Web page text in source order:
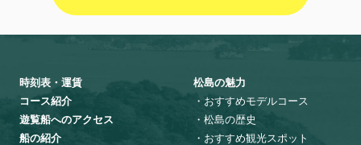
時刻表・運賃
コース紹介
遊覧船へのアクセス
船の紹介
松島の魅力
・おすすめモデルコース
・松島の歴史
・おすすめ観光スポット